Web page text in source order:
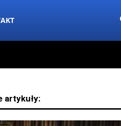
artykuły: